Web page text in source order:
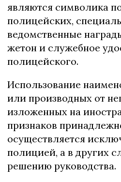
являются символика
полицейских,
ведомственные
жетон и служебное
полицейского.
Использование
или производных от
изложенных на
признаков
осуществляется
полицией, а в других
решению руководства.